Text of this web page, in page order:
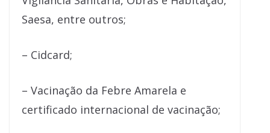
Saesa, entre outros;
– Cidcard;
– Vacinação da Febre Amarela e
certificado internacional de vacinação;